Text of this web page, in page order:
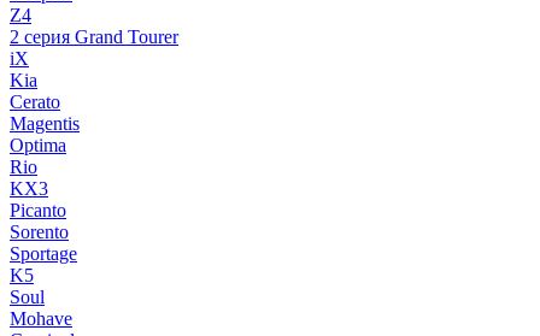
Z4
2 серия Grand Tourer
iX
Kia
Cerato
Magentis
Optima
Rio
KX3
Picanto
Sorento
Sportage
K5
Soul
Mohave